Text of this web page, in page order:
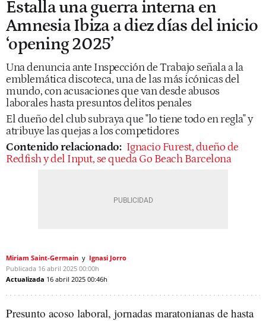
Estalla una guerra interna en
Amnesia Ibiza a diez días del inicio
‘opening 2025’
Una denuncia ante Inspección de Trabajo señala a la
emblemática discoteca, una de las más icónicas del
mundo, con acusaciones que van desde abusos
laborales hasta presuntos delitos penales
El dueño del club subraya que "lo tiene todo en regla" y
atribuye las quejas a los competidores
Contenido relacionado: Ignacio Furest, dueño de
Redfish y del Input, se queda Go Beach Barcelona
Miriam Saint-Germain
Ignasi Jorro
Publicada 16 abril 2025 00:00h
Actualizada 16 abril 2025 00:46h
Presunto acoso laboral, jornadas maratonianas de hasta